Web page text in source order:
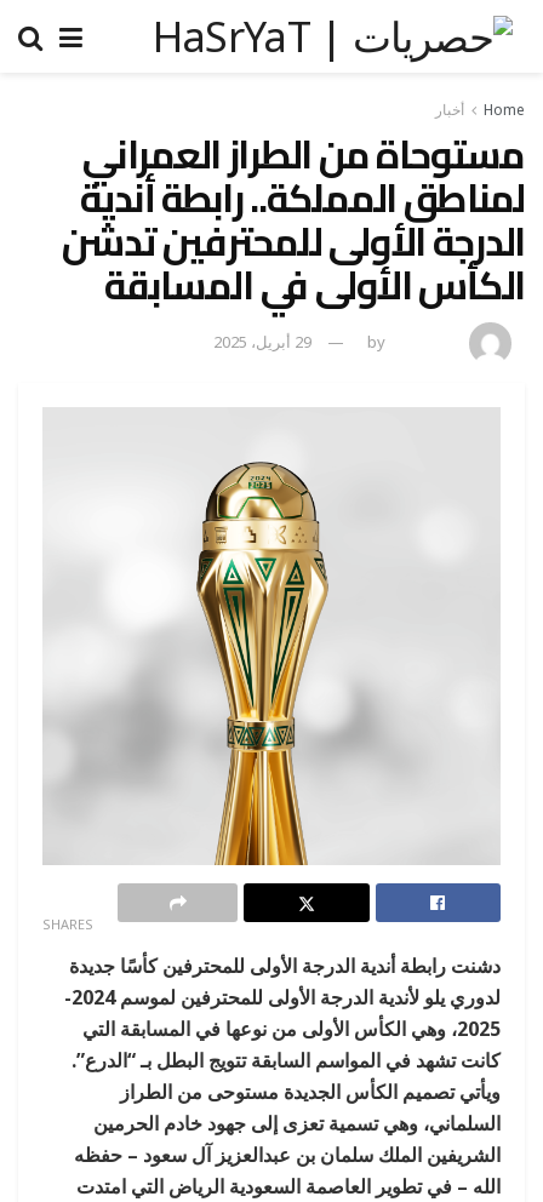
Home أخبار
مستوحاة من الطراز العمراني
لمناطق المملكة.. رابطة أندية
الدرجة الأولى للمحترفين تدشن
الكأس الأولى في المسابقة
by 29 أبريل، 2025
SHARES
دشنت رابطة أندية الدرجة الأولى للمحترفين كأسًا جديدة
لدوري يلو لأندية الدرجة الأولى للمحترفين لموسم 2024-
2025، وهي الكأس الأولى من نوعها في المسابقة التي
كانت تشهد في المواسم السابقة تتويج البطل بـ “الدرع”.
ويأتي تصميم الكأس الجديدة مستوحى من الطراز
السلماني، وهي تسمية تعزى إلى جهود خادم الحرمين
الشريفين الملك سلمان بن عبدالعزيز آل سعود – حفظه
الله – في تطوير العاصمة السعودية الرياض التي امتدت